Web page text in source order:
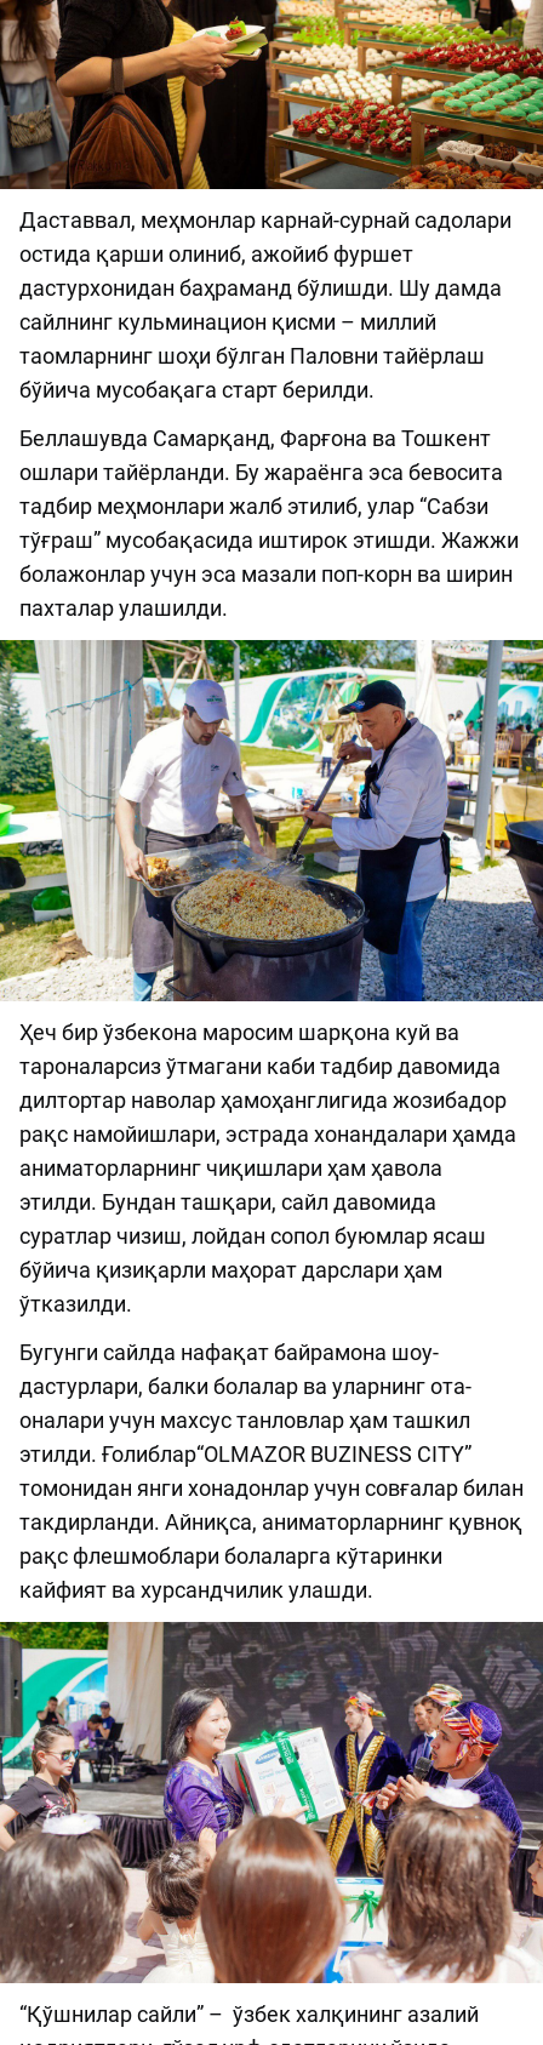
Даставвал, меҳмонлар карнай-сурнай садолари
остида қарши олиниб, ажойиб фуршет
дастурхонидан баҳраманд бўлишди. Шу дамда
сайлнинг кульминацион қисми – миллий
таомларнинг шоҳи бўлган Паловни тайёрлаш
бўйича мусобақага старт берилди.
Беллашувда Самарқанд, Фарғона ва Тошкент
ошлари тайёрланди. Бу жараёнга эса бевосита
тадбир меҳмонлари жалб этилиб, улар “Сабзи
тўғраш” мусобақасида иштирок этишди. Жажжи
болажонлар учун эса мазали поп-корн ва ширин
пахталар улашилди.
Ҳеч бир ўзбекона маросим шарқона куй ва
тароналарсиз ўтмагани каби тадбир давомида
дилтортар наволар ҳамоҳанглигида жозибадор
рақс намойишлари, эстрада хонандалари ҳамда
аниматорларнинг чиқишлари ҳам ҳавола
этилди. Бундан ташқари, сайл давомида
суратлар чизиш, лойдан сопол буюмлар ясаш
бўйича қизиқарли маҳорат дарслари ҳам
ўтказилди.
Бугунги сайлда нафақат байрамона шоу-
дастурлари, балки болалар ва уларнинг ота-
оналари учун махсус танловлар ҳам ташкил
этилди. Ғолиблар“OLMAZOR BUZINESS CITY”
томонидан янги хонадонлар учун совғалар билан
такдирланди. Айниқса, аниматорларнинг қувноқ
рақс флешмоблари болаларга кўтаринки
кайфият ва хурсандчилик улашди.
“Қўшнилар сайли” – ўзбек халқининг азалий